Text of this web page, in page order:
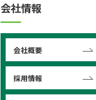
会社情報
会社概要
採用情報